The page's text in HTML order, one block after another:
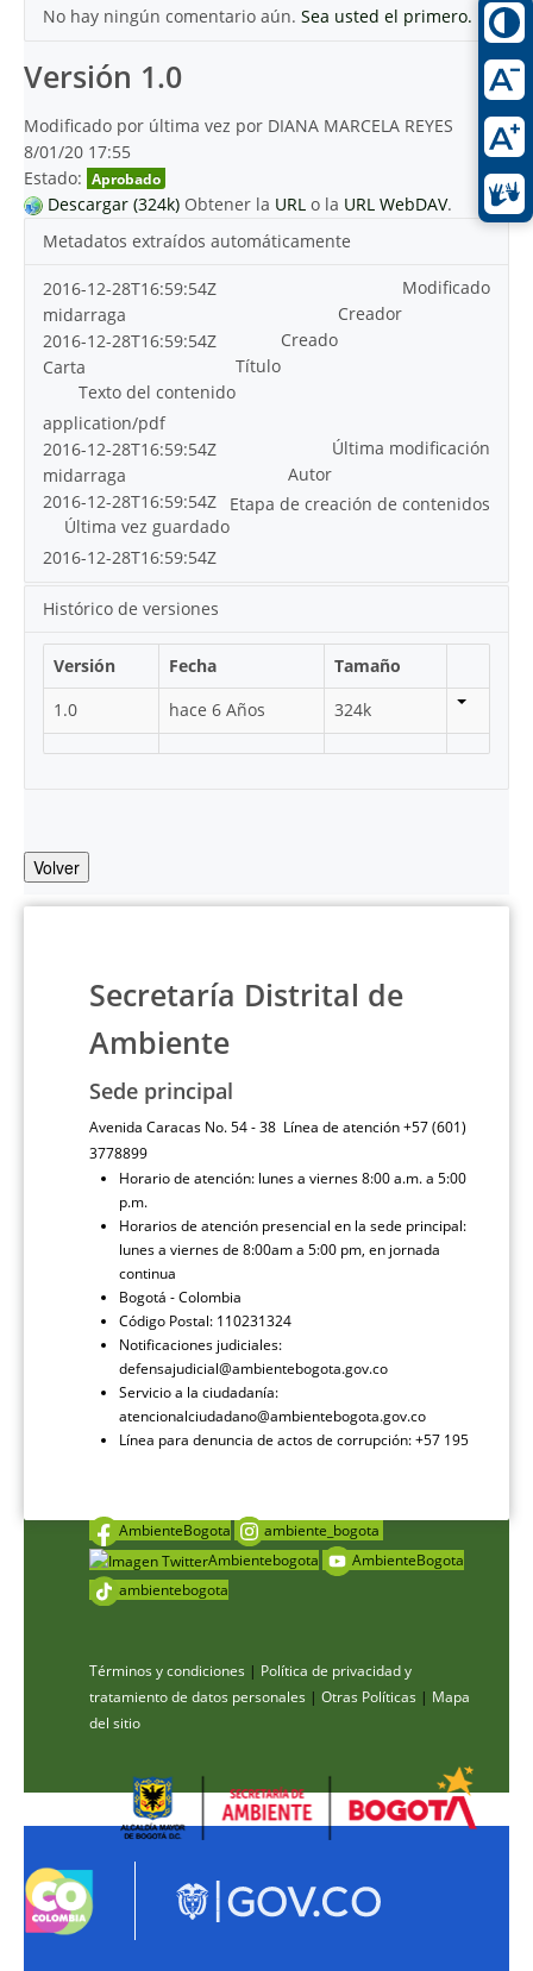
No hay ningún comentario aún. Sea usted el primero.
Versión 1.0
Modificado por última vez por DIANA MARCELA REYES
8/01/20 17:55
Estado: Aprobado
Descargar (324k) Obtener la URL o la URL WebDAV.
Metadatos extraídos automáticamente
Modificado
2016-12-28T16:59:54Z
Creador
midarraga
Creado
2016-12-28T16:59:54Z
Título
Carta
Texto del contenido
application/pdf
Última modificación
2016-12-28T16:59:54Z
Autor
midarraga
Etapa de creación de contenidos
2016-12-28T16:59:54Z
Última vez guardado
2016-12-28T16:59:54Z
Histórico de versiones
Versión Fecha
Tamaño
1.0
hace 6 Años 324k
Volver
Secretaría Distrital de
Ambiente
Sede principal
Avenida Caracas No. 54 - 38 Línea de atención +57 (601)
3778899
Horario de atención: lunes a viernes 8:00 a.m. a 5:00
p.m.
Horarios de atención presencial en la sede principal:
lunes a viernes de 8:00am a 5:00 pm, en jornada
continua
Bogotá - Colombia
Código Postal: 110231324
Notificaciones judiciales:
defensajudicial@ambientebogota.gov.co
Servicio a la ciudadanía:
atencionalciudadano@ambientebogota.gov.co
Línea para denuncia de actos de corrupción: +57 195
AmbienteBogota
ambiente_bogota
Ambientebogota
AmbienteBogota
ambientebogota
Términos y condiciones | Política de privacidad y
tratamiento de datos personales | Otras Políticas | Mapa
del sitio